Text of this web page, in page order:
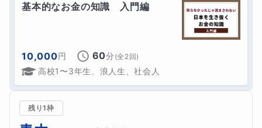
基本的なお金の知識　入門編
10,000円 60分 (全 2回)
高校1〜3年生、浪人生、社会人
残り1枠